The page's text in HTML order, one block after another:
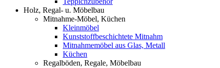
Holz, Regal- u. Möbelbau
Mitnahme-Möbel, Küchen
Kleinmöbel
Kunststoffbeschichtete Mitnahm
Mitnahmemöbel aus Glas, Metall
Küchen
Regalböden, Regale, Möbelbau